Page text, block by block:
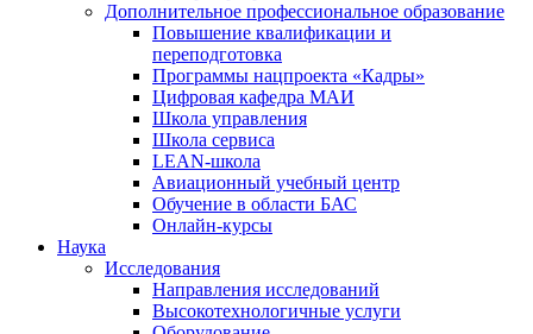
Дополнительное профессиональное образование
Повышение квалификации и
переподготовка
Программы нацпроекта «Кадры»
Цифровая кафедра МАИ
Школа управления
Школа сервиса
LEAN-школа
Авиационный учебный центр
Обучение в области БАС
Онлайн-курсы
Наука
Исследования
Направления исследований
Высокотехнологичные услуги